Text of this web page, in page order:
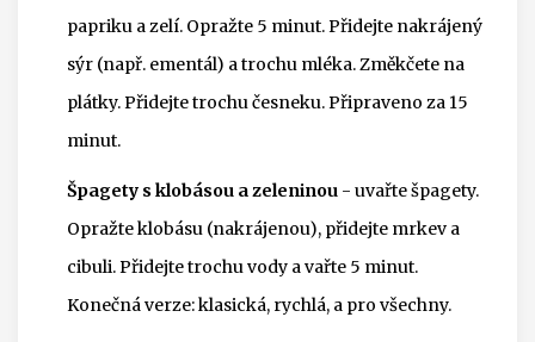
papriku a zelí. Opražte 5 minut. Přidejte nakrájený
sýr (např. ementál) a trochu mléka. Změkčete na
plátky. Přidejte trochu česneku. Připraveno za 15
minut.
Špagety s klobásou a zeleninou - uvařte špagety.
Opražte klobásu (nakrájenou), přidejte mrkev a
cibuli. Přidejte trochu vody a vařte 5 minut.
Konečná verze: klasická, rychlá, a pro všechny.